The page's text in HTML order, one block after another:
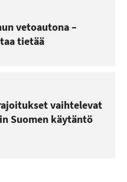
vetoautona –
tietää
vaihtelevat
Suomen käytäntö